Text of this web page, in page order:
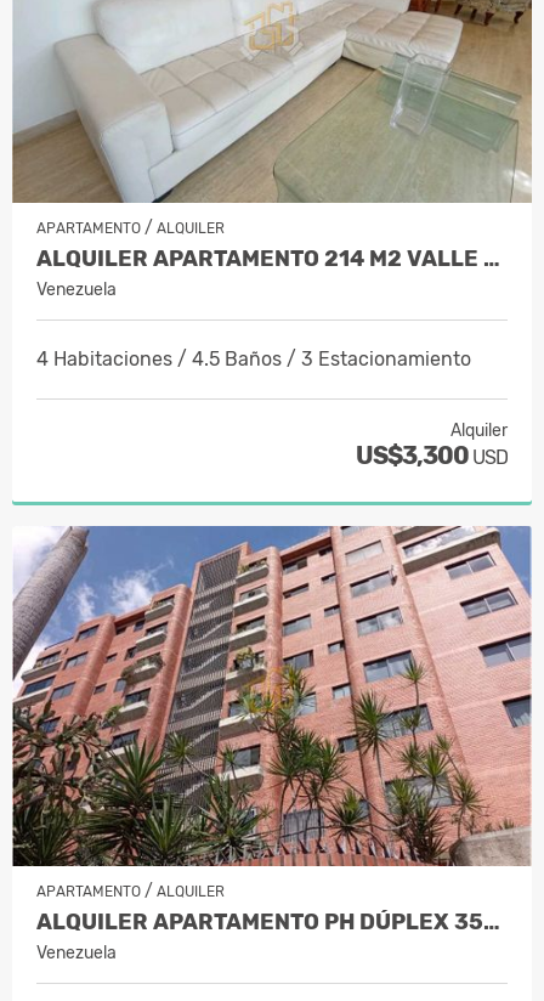
APARTAMENTO / ALQUILER
ALQUILER APARTAMENTO 214 M2 VALLE AR…
Venezuela
4 Habitaciones / 4.5 Baños / 3 Estacionamiento
Alquiler
US$3,300 USD
APARTAMENTO / ALQUILER
ALQUILER APARTAMENTO PH DÚPLEX 350…
Venezuela